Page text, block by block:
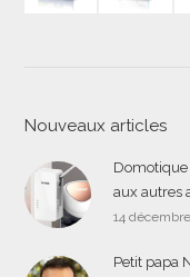
Nouveaux articles
Domotique
aux autres
14
Petit papa